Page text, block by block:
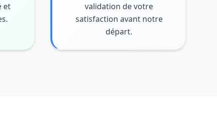
et
validation de votre
satisfaction avant notre
départ.